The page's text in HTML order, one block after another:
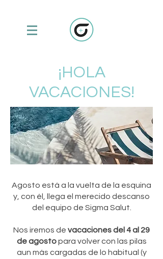
¡HOLA
VACACIONES!
Agosto está a la vuelta de la esquina
y, con él, llega el merecido descanso
del equipo de Sigma Salut.
Nos iremos de vacaciones del 4 al 29
de agostopara volver con las pilas
aun más cargadas de lo habitual (y